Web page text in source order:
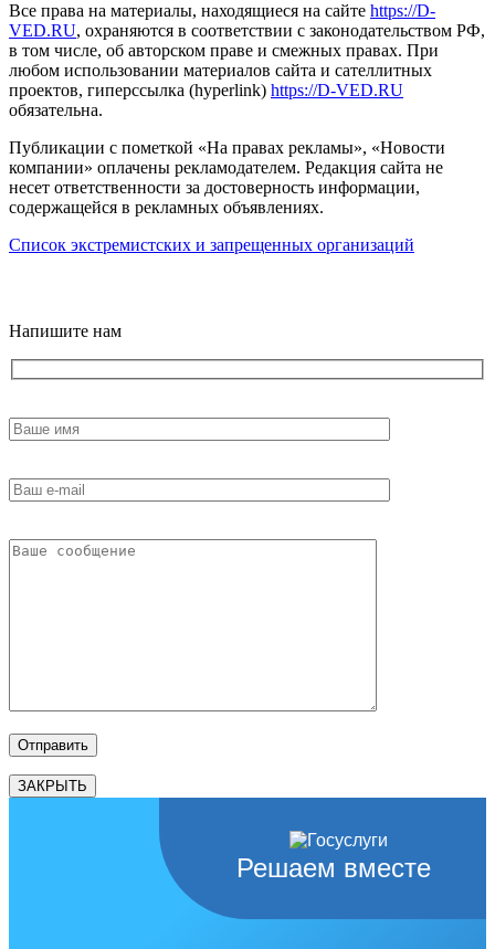
Все права на материалы, находящиеся на сайте https://D-
VED.RU, охраняются в соответствии с законодательством РФ,
в том числе, об авторском праве и смежных правах. При
любом использовании материалов сайта и сателлитных
проектов, гиперссылка (hyperlink) https://D-VED.RU
обязательна.
Публикации с пометкой «На правах рекламы», «Новости
компании» оплачены рекламодателем. Редакция сайта не
несет ответственности за достоверность информации,
содержащейся в рекламных объявлениях.
Список экстремистских и запрещенных организаций
Напишите нам
ЗАКРЫТЬ
Решаем вместе